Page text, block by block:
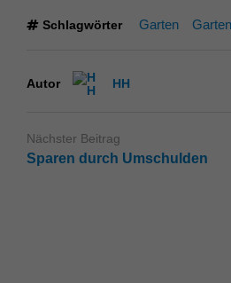
Schlagwörter Garten
Autor HH
Nächster Beitrag
Sparen durch Umschulden